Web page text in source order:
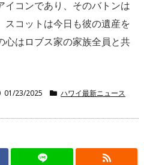
コンであり、そのバトンは
コットは今日も彼の遺産を
心はロブス家の家族全員と共
01/23/2025 ハワイ最新ニュース